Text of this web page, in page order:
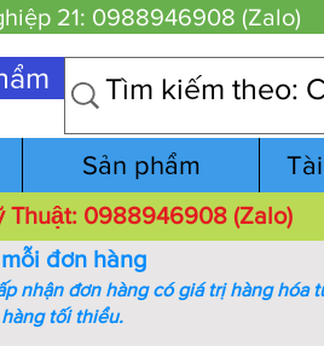
21: 0988946908 (Zalo)
Sản phẩm
Thuật: 0988946908 (Zalo)
đơn hàng
nhận đơn hàng có giá trị hàng hóa
tối thiểu.